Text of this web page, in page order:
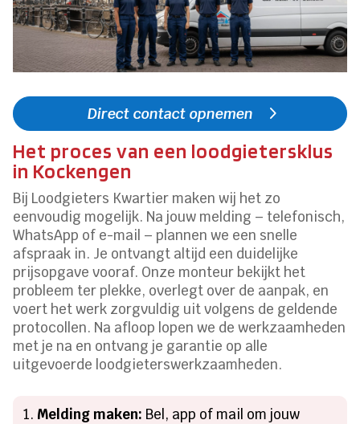
Direct contact opnemen
Het proces van een loodgietersklus
in Kockengen
Bij Loodgieters Kwartier maken wij het zo
eenvoudig mogelijk. Na jouw melding – telefonisch,
WhatsApp of e-mail – plannen we een snelle
afspraak in. Je ontvangt altijd een duidelijke
prijsopgave vooraf. Onze monteur bekijkt het
probleem ter plekke, overlegt over de aanpak, en
voert het werk zorgvuldig uit volgens de geldende
protocollen. Na afloop lopen we de werkzaamheden
met je na en ontvang je garantie op alle
uitgevoerde loodgieterswerkzaamheden.
Melding maken: Bel, app of mail om jouw